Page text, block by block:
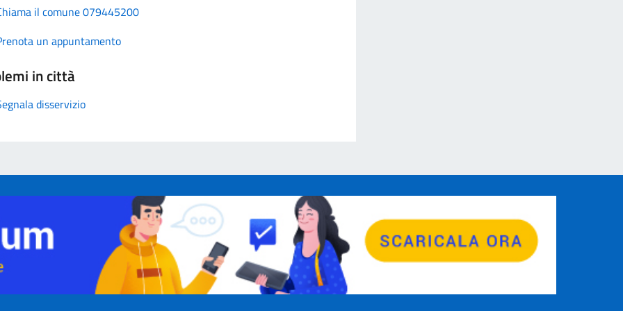
il comune 079445200
un appuntamento
in città
disservizio